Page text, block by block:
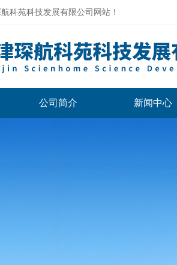
科苑科技发展有限公司网站！
公司简介 新闻中心